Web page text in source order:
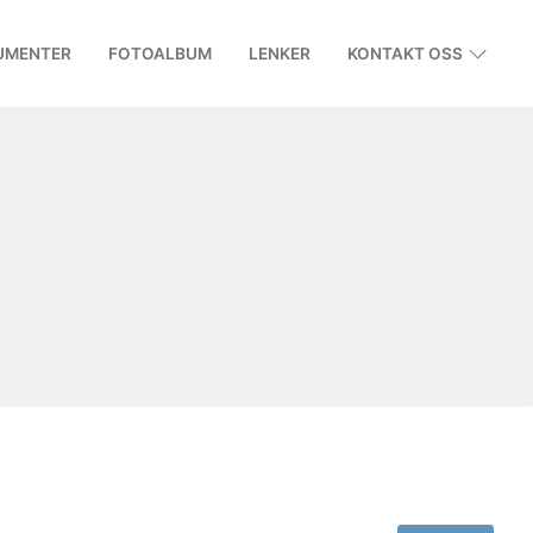
FOTOALBUM LENKER KONTAKT OSS